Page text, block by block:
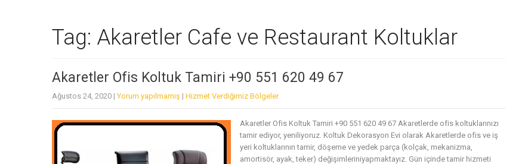
Tag: Akaretler Cafe ve Restaurant Koltuklar
Akaretler Ofis Koltuk Tamiri +90 551 620 49 67
Ağustos 24, 2020 |Yorum yapılmamış | Hizmet Verdiğimiz Bölgeler
Akaretler Ofis Koltuk Tamiri +90 551 620 49 67 Akaretlerde ofis koltuklarınızı
tamir ediyor, yeniliyoruz. Koltuk Dekorasyon Evi olarak Akaretlerde ofis ve iş
yeri koltuklarının tamir, döşeme ve yedek parça (kolçak, mekanizma,
amortisör, ayak, teker) değişimleriniyapmaktayız. Gün içinde tamir hizmeti